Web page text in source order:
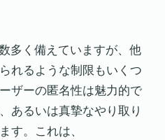
多く備えていますが、他
れるような制限もいくつ
ザーの匿名性は魅力的で
あるいは真摯なやり取り
す。これは、